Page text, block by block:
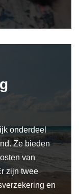
onderdeel
Ze bieden
van
zijn twee
en